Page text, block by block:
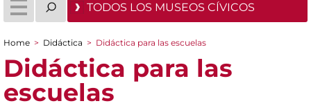
TODOS LOS MUSEOS CÍVICOS
You are here
Home > Didáctica > Didáctica para las escuelas
Didáctica para las
escuelas